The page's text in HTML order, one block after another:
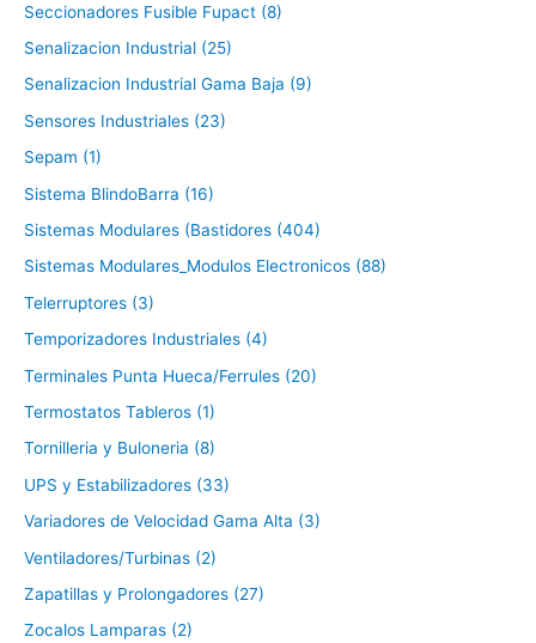
Seccionadores Fusible Fupact (8)
Senalizacion Industrial (25)
Senalizacion Industrial Gama Baja (9)
Sensores Industriales (23)
Sepam (1)
Sistema BlindoBarra (16)
Sistemas Modulares (Bastidores (404)
Sistemas Modulares_Modulos Electronicos (88)
Telerruptores (3)
Temporizadores Industriales (4)
Terminales Punta Hueca/Ferrules (20)
Termostatos Tableros (1)
Tornilleria y Buloneria (8)
UPS y Estabilizadores (33)
Variadores de Velocidad Gama Alta (3)
Ventiladores/Turbinas (2)
Zapatillas y Prolongadores (27)
Zocalos Lamparas (2)